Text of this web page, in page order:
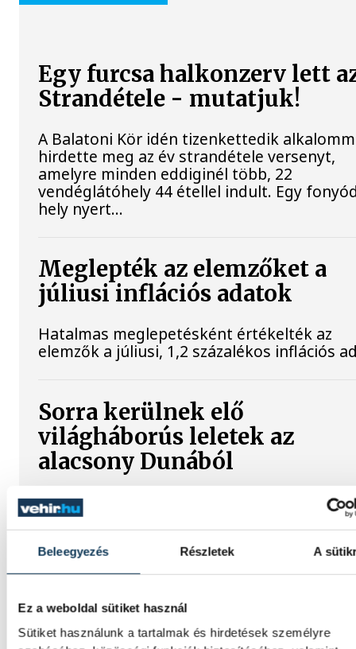
Beleegyezés Részletek A
Ez a weboldal sütiket használ
Sütiket használunk a tartalmak és hirdetések személyre
Egy furcsa halkonzerv lett
Strandétele - mutatjuk!
A Balatoni Kör idén tizenkettedik
hirdette meg az év strandétele versenyt,
amelyre minden eddiginél több, 22
vendéglátóhely 44 étellel indult. Egy
hely nyert...
Meglepték az elemzőket a
júliusi inflációs adatok
Hatalmas meglepetésként értékelték az
elemzők a júliusi, 1,2 százalékos inflációs
Sorra kerülnek elő
világháborús leletek az
alacsony Dunából
A folyó rekordalacsony vízállása miatt egy
csaknem komplett, II. világháborús német
NZ 350-1 motorkerékpárbukkant elő a
Batthyány téri rakpart sziklái alól, máshol
egy közel féltonnás brit akna került elő.
Késéltánc a Dunán: Mi